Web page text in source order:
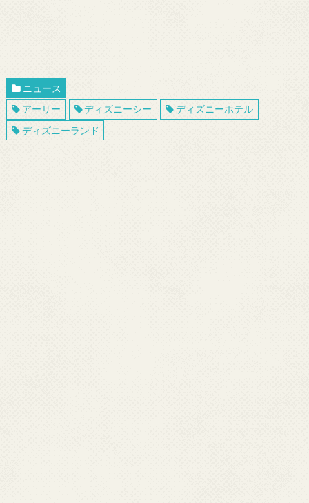
ニュース
アーリー
ディズニーシー
ディズニーホテル
ディズニーランド